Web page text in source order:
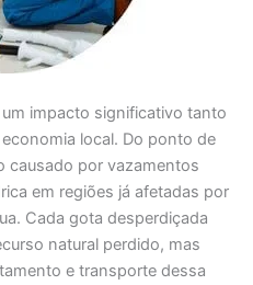
impacto significativo tanto
local. Do ponto de
causado por vazamentos
em regiões já afetadas por
Cada gota desperdiçada
natural perdido, mas
e transporte dessa